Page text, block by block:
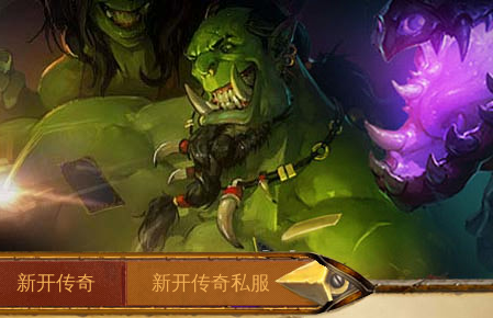
新开传奇 新开传奇私服